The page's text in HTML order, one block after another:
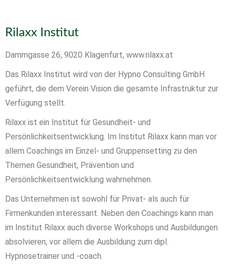
Rilaxx Institut
Dammgasse 26, 9020 Klagenfurt, www.rilaxx.at
Das Rilaxx Institut wird von der Hypno Consulting GmbH
geführt, die dem Verein Vision die gesamte Infrastruktur zur
Verfügung stellt.
Rilaxx ist ein Institut für Gesundheit- und
Persönlichkeitsentwicklung. Im Institut Rilaxx kann man vor
allem Coachings im Einzel- und Gruppensetting zu den
Themen Gesundheit, Prävention und
Persönlichkeitsentwicklung wahrnehmen.
Das Unternehmen ist sowohl für Privat- als auch für
Firmenkunden interessant. Neben den Coachings kann man
im Institut Rilaxx auch diverse Workshops und Ausbildungen
absolvieren, vor allem die Ausbildung zum dipl.
Hypnosetrainer und -coach.